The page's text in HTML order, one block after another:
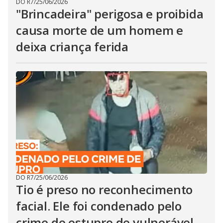
DO R7/25/06/2026
"Brincadeira" perigosa e proibida
causa morte de um homem e
deixa criança ferida
DO R7/25/06/2026
Tio é preso no reconhecimento
facial. Ele foi condenado pelo